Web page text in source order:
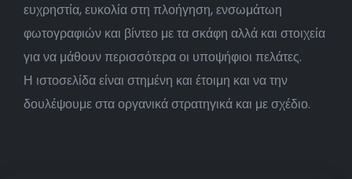
ευχρηστία, ευκολία στη πλοήγηση, ενσωμάτωη
φωτογραφιών και βίντεο με τα σκάφη αλλά και στοιχεία
για να μάθουν περισσότερα οι υποψήφιοι πελάτες.
Η ιστοσελίδα είναι στημένη και έτοιμη και να την
δουλέψουμε στα οργανικά στρατηγικά και με σχέδιο.